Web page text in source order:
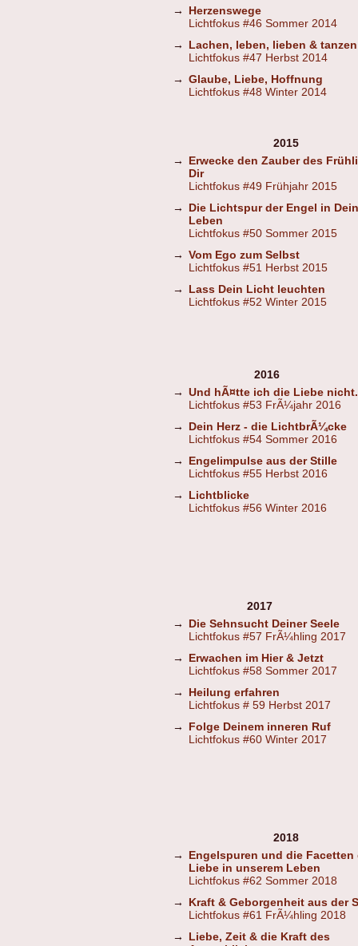
→
Herzenswege
Lichtfokus #46 Sommer 2014
→
Lachen, leben, lieben & tanzen
Lichtfokus #47 Herbst 2014
→ Glaube, Liebe, Hoffnung
Lichtfokus #48 Winter 2014
2015
→
Erwecke den Zauber des
Dir
Lichtfokus #49 Frühjahr 2015
→
Die Lichtspur der Engel in
Leben
Lichtfokus #50 Sommer 2015
→ Vom Ego zum Selbst
Lichtfokus #51 Herbst 2015
→
Lass Dein Licht leuchten
Lichtfokus #52 Winter 2015
2016
→ Und hÃ¤tte ich die Liebe
Lichtfokus #53 FrÃ¼jahr 2016
→
Dein Herz - die LichtbrÃ¼cke
Lichtfokus #54 Sommer 2016
→
Engelimpulse aus der Stille
Lichtfokus #55 Herbst 2016
→
Lichtblicke
Lichtfokus #56 Winter 2016
2017
→
Die Sehnsucht Deiner Seele
Lichtfokus #57 FrÃ¼hling 2017
→
Erwachen im Hier & Jetzt
Lichtfokus #58 Sommer 2017
→
Heilung erfahren
Lichtfokus # 59 Herbst 2017
→
Folge Deinem inneren Ruf
Lichtfokus #60 Winter 2017
2018
→
Engelspuren und die Facetten
Liebe in unserem Leben
Lichtfokus #62 Sommer 2018
→
Kraft & Geborgenheit aus der
Lichtfokus #61 FrÃ¼hling 2018
→
Liebe, Zeit & die Kraft des